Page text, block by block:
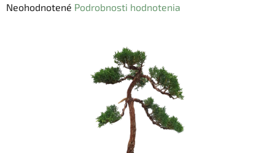
Priemerné
Neohodnotené Podrobnosti hodnotenia